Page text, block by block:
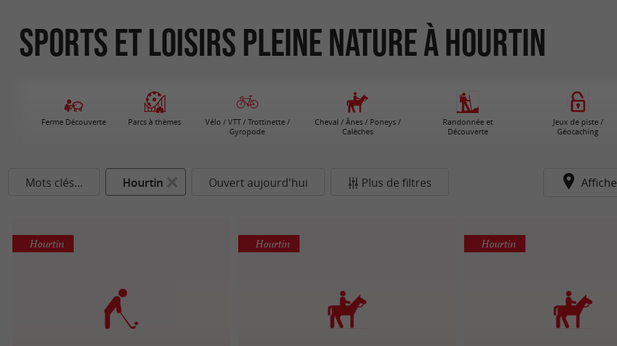
Sports et loisirs pleine nature à Hourtin
Ferme Découverte Parcs à thèmes
Vélo / VTT / Trottinette /
Gyropode
Cheval / Ânes / Poneys /
Calèches
Randonnée et
Découverte
Jeux de piste /
Géocaching
Mots clés... Hourtin Ouvert aujourd'hui Plus de filtres
Hourtin Hourtin Hourtin